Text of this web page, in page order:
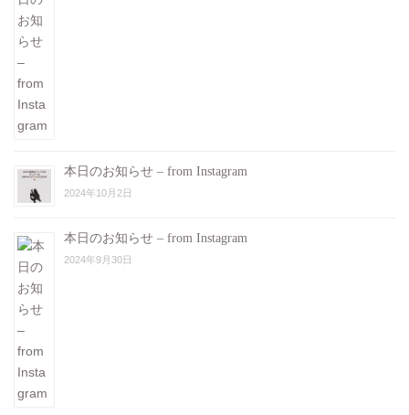
本日のお知らせ – from Instagram
2024年10月2日
本日のお知らせ – from Instagram
2024年9月30日